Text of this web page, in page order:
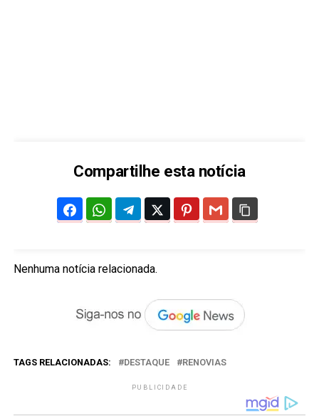
Compartilhe esta notícia
Nenhuma notícia relacionada.
TAGS RELACIONADAS: DESTAQUE RENOVIAS
PUBLICIDADE